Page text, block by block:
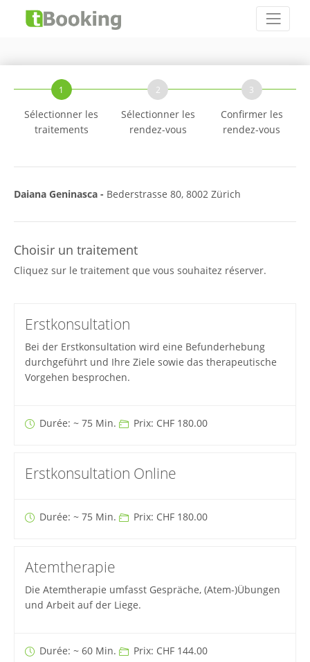
1
Sélectionner les
traitements
2
Sélectionner les
rendez-vous
3
Confirmer les
rendez-vous
Daiana Geninasca - Bederstrasse 80, 8002 Zürich
Choisir un traitement
Cliquez sur le traitement que vous souhaitez réserver.
Erstkonsultation
Bei der Erstkonsultation wird eine Befunderhebung
durchgeführt und Ihre Ziele sowie das therapeutische
Vorgehen besprochen.
Durée: ~ 75 Min. Prix: CHF 180.00
Erstkonsultation Online
Durée: ~ 75 Min. Prix: CHF 180.00
Atemtherapie
Die Atemtherapie umfasst Gespräche, (Atem-)Übungen
und Arbeit auf der Liege.
Durée: ~ 60 Min. Prix: CHF 144.00